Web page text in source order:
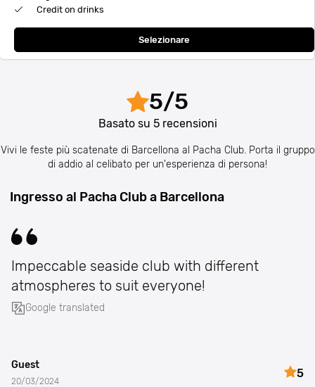
Credit on drinks
Selezionare
5/5
Basato su 5recensioni
Vivi le feste più scatenate di Barcellona al Pacha Club. Porta il gruppo
di addio al celibato per un'esperienza di persona!
Ingresso al Pacha Club a Barcellona
Impeccable seaside club with different
atmospheres to suit everyone!
Google translated
Guest
20/03/2024
5